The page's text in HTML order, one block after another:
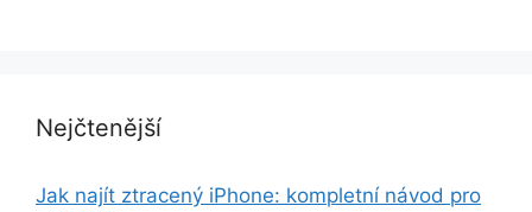
Nejčtenější
Jak najít ztracený iPhone: kompletní návod pro